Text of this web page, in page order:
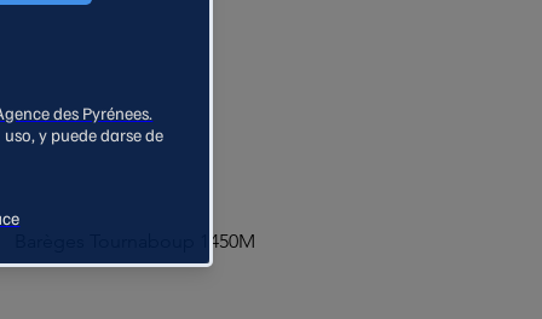
Barèges Tournaboup 1450M